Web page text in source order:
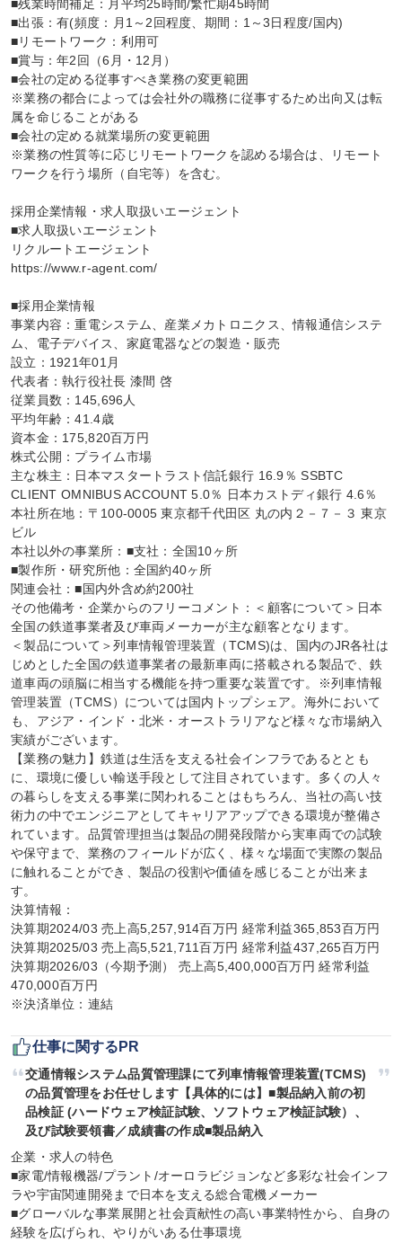
■残業時間補足：月平均25時間/繁忙期45時間
■出張：有(頻度：月1～2回程度、期間：1～3日程度/国内)
■リモートワーク：利用可
■賞与：年2回（6月・12月）
■会社の定める従事すべき業務の変更範囲
※業務の都合によっては会社外の職務に従事するため出向又は転
属を命じることがある
■会社の定める就業場所の変更範囲
※業務の性質等に応じリモートワークを認める場合は、リモート
ワークを行う場所（自宅等）を含む。
採用企業情報・求人取扱いエージェント
■求人取扱いエージェント
リクルートエージェント
https://www.r-agent.com/
■採用企業情報
事業内容：重電システム、産業メカトロニクス、情報通信システ
ム、電子デバイス、家庭電器などの製造・販売
設立：1921年01月
代表者：執行役社長 漆間 啓
従業員数：145,696人
平均年齢：41.4歳
資本金：175,820百万円
株式公開：プライム市場
主な株主：日本マスタートラスト信託銀行 16.9％ SSBTC
CLIENT OMNIBUS ACCOUNT 5.0％ 日本カストディ銀行 4.6％
本社所在地：〒100-0005 東京都千代田区 丸の内２－７－３ 東京
ビル
本社以外の事業所：■支社：全国10ヶ所
■製作所・研究所他：全国約40ヶ所
関連会社：■国内外含め約200社
その他備考・企業からのフリーコメント：＜顧客について＞日本
全国の鉄道事業者及び車両メーカーが主な顧客となります。
＜製品について＞列車情報管理装置（TCMS)は、国内のJR各社は
じめとした全国の鉄道事業者の最新車両に搭載される製品で、鉄
道車両の頭脳に相当する機能を持つ重要な装置です。※列車情報
管理装置（TCMS）については国内トップシェア。海外において
も、アジア・インド・北米・オーストラリアなど様々な市場納入
実績がございます。
【業務の魅力】鉄道は生活を支える社会インフラであるととも
に、環境に優しい輸送手段として注目されています。多くの人々
の暮らしを支える事業に関われることはもちろん、当社の高い技
術力の中でエンジニアとしてキャリアアップできる環境が整備さ
れています。品質管理担当は製品の開発段階から実車両での試験
や保守まで、業務のフィールドが広く、様々な場面で実際の製品
に触れることができ、製品の役割や価値を感じることが出来ま
す。
決算情報：
決算期2024/03 売上高5,257,914百万円 経常利益365,853百万円
決算期2025/03 売上高5,521,711百万円 経常利益437,265百万円
決算期2026/03（今期予測） 売上高5,400,000百万円 経常利益
470,000百万円
※決済単位：連結
仕事に関するPR
交通情報システム品質管理課にて列車情報管理装置(TCMS)
の品質管理をお任せします【具体的には】■製品納入前の初
品検証 (ハードウェア検証試験、ソフトウェア検証試験）、
及び試験要領書／成績書の作成■製品納入
企業・求人の特色
■家電/情報機器/プラント/オーロラビジョンなど多彩な社会インフ
ラや宇宙関連開発まで日本を支える総合電機メーカー
■グローバルな事業展開と社会貢献性の高い事業特性から、自身の
経験を広げられ、やりがいある仕事環境